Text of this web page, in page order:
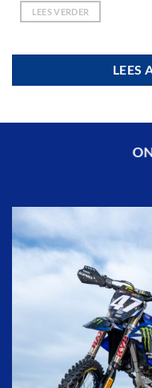
LEES VERDER
LEES